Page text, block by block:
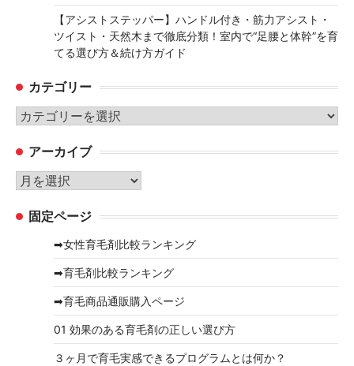
【アシストステッパー】ハンドル付き・筋力アシスト・
ツイスト・天然木まで徹底分類！室内で“足腰と体幹”を育
てる選び方＆続け方ガイド
カテゴリー
カ
ゴ
リ
ー
アーカイブ
ア
カ 固定ページ
➡女性育毛剤比較ランキング
➡育毛剤比較ランキング
➡育毛商品通販購入ページ
01 効果のある育毛剤の正しい選び方
３ヶ月で育毛実感できるプログラムとは何か？